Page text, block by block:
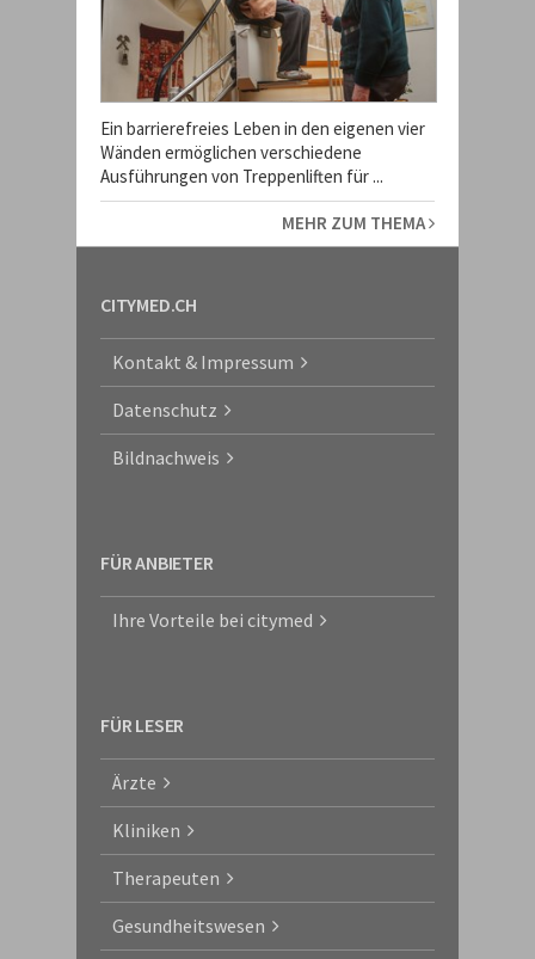
Ein barrierefreies Leben in den eigenen vier
Wänden ermöglichen verschiedene
Ausführungen von Treppenliften für ...
MEHR ZUM THEMA
CITYMED.CH
Kontakt & Impressum
Datenschutz
Bildnachweis
FÜR ANBIETER
Ihre Vorteile bei citymed
FÜR LESER
Ärzte
Kliniken
Therapeuten
Gesundheitswesen